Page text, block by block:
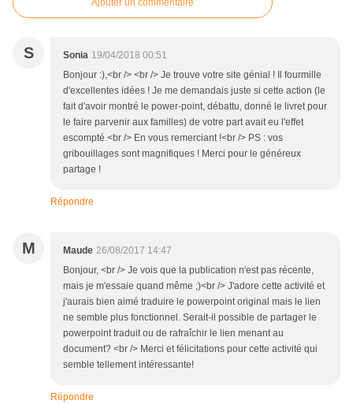
Ajouter un commentaire
S Sonia 19/04/2018 00:51
Bonjour :),<br /> <br /> Je trouve votre site génial ! Il fourmille
d'excellentes idées ! Je me demandais juste si cette action (le
fait d'avoir montré le power-point, débattu, donné le livret pour
le faire parvenir aux familles) de votre part avait eu l'effet
escompté.<br /> En vous remerciant !<br /> PS : vos
gribouillages sont magnifiques ! Merci pour le généreux
partage !
Répondre
M Maude 26/08/2017 14:47
Bonjour, <br /> Je vois que la publication n'est pas récente,
mais je m'essaie quand même ;)<br /> J'adore cette activité et
j'aurais bien aimé traduire le powerpoint original mais le lien
ne semble plus fonctionnel. Serait-il possible de partager le
powerpoint traduit ou de rafraîchir le lien menant au
document? <br /> Merci et félicitations pour cette activité qui
semble tellement intéressante!
Répondre